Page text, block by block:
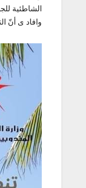
الشاطئية للجميع”
وافاد ى أنّ